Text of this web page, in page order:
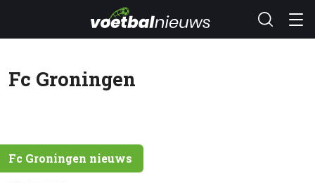
Fc Groningen
Fc Groningen nieuws